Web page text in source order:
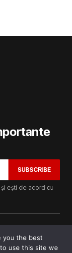
SUBSCRIBE
ești de acord cu
you the best
use this site we